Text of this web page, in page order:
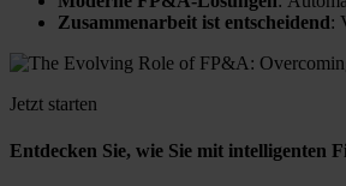
Zusammenarbeit ist entscheidend:
Jetzt starten
Entdecken Sie, wie Sie mit intelligenten